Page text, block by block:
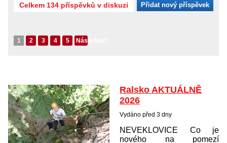
Celkem 134 příspěvků v diskuzi Přidat nový příspěvek
1 2 3 4 5 Následující
Ralsko AKTUÁLNĚ
2026
Vydáno před 3 dny
NEVEKLOVICE Co je
nového na pomezí